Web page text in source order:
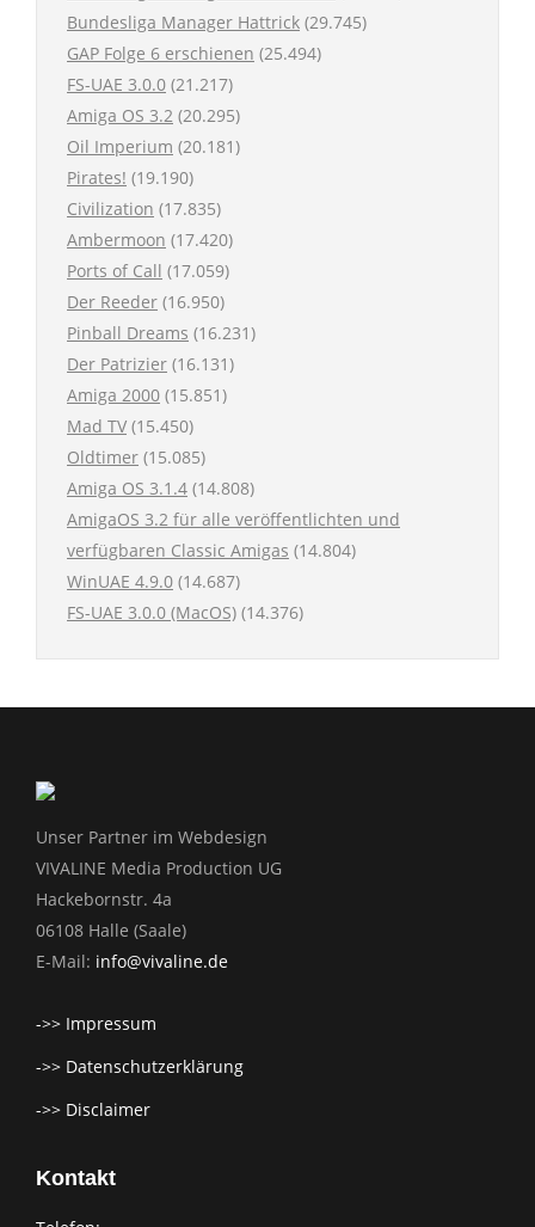
Bundesliga Manager Hattrick (29.745)
GAP Folge 6 erschienen (25.494)
FS-UAE 3.0.0 (21.217)
Amiga OS 3.2 (20.295)
Oil Imperium (20.181)
Pirates! (19.190)
Civilization (17.835)
Ambermoon (17.420)
Ports of Call (17.059)
Der Reeder (16.950)
Pinball Dreams (16.231)
Der Patrizier (16.131)
Amiga 2000 (15.851)
Mad TV (15.450)
Oldtimer (15.085)
Amiga OS 3.1.4 (14.808)
AmigaOS 3.2 für alle veröffentlichten und
verfügbaren Classic Amigas (14.804)
WinUAE 4.9.0 (14.687)
FS-UAE 3.0.0 (MacOS) (14.376)
Unser Partner im Webdesign
VIVALINE Media Production UG
Hackebornstr. 4a
06108 Halle (Saale)
E-Mail: info@vivaline.de
->> Impressum
->> Datenschutzerklärung
->> Disclaimer
Kontakt